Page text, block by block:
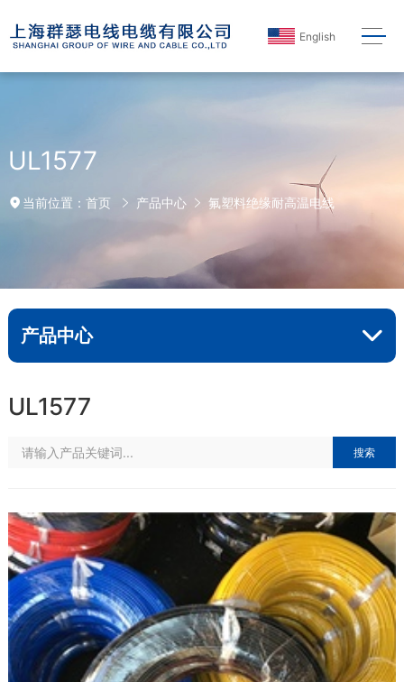
English
UL1577
当前位置： 首页 产品中心 氟塑料绝缘耐高温电线
产品中心
UL1577
搜索